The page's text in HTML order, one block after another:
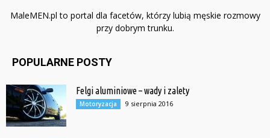
MaleMEN.pl to portal dla facetów, którzy lubią męskie rozmowy
przy dobrym trunku.
POPULARNE POSTY
Felgi aluminiowe – wady i zalety
Motoryzacja 9 sierpnia 2016